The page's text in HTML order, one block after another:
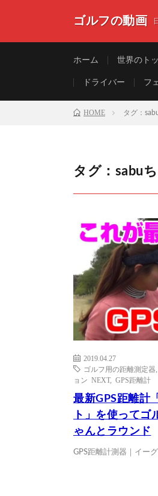
ゴルフの動画
ホーム 世界のト
ドライバー フ
HOME タグ：
タグ：sabu
2019.04.27
ゴルフ用の距離測定器
ョン NEXT, GPS距離計
最新GPS距離計
ト」を使ってゴ
ゃんとラウンド
GPS距離計測器｜イー